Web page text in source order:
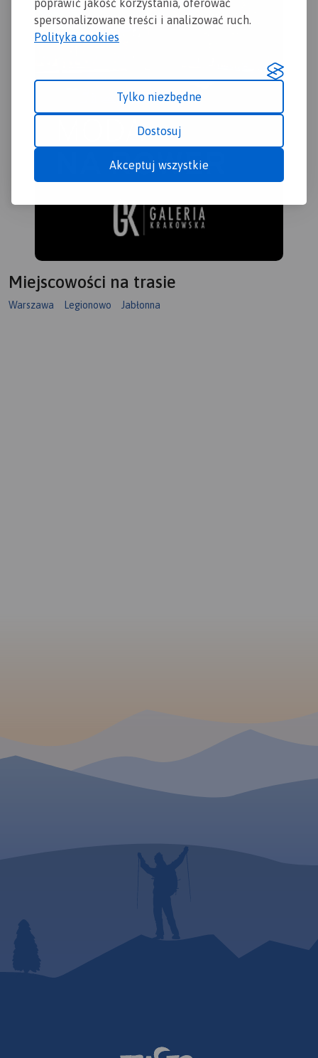
poprawić jakość korzystania, oferować
spersonalizowane treści i analizować ruch.
Polityka cookies
Tylko niezbędne
Dostosuj
Akceptuj wszystkie
Miejscowości na trasie
Warszawa Legionowo Jabłonna